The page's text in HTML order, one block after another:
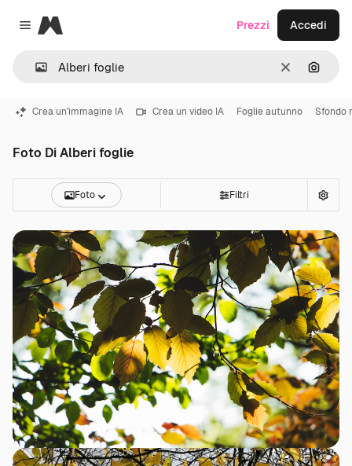
Close menu
Magnific
CancellaCerca
Prezzi Accedi
Crea un'immagine IA Crea un video IA Foglie autunno Sfondo
Foto Di Alberi foglie
Foto Filtri